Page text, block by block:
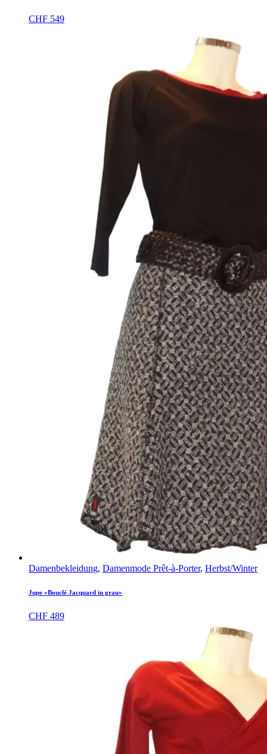
CHF 549
Damenbekleidung, Damenmode Prêt-à-Porter, Herbst/Winter
Jupe «Bouclé Jacquard in grau»
CHF 489